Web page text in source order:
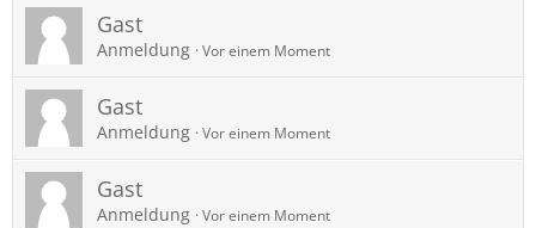
Gast
Anmeldung Vor einem Moment
Gast
Anmeldung Vor einem Moment
Gast
Anmeldung Vor einem Moment